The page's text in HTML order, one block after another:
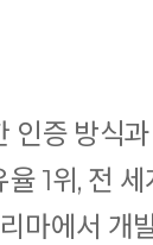
인증 방식과
1위, 전
마에서 개